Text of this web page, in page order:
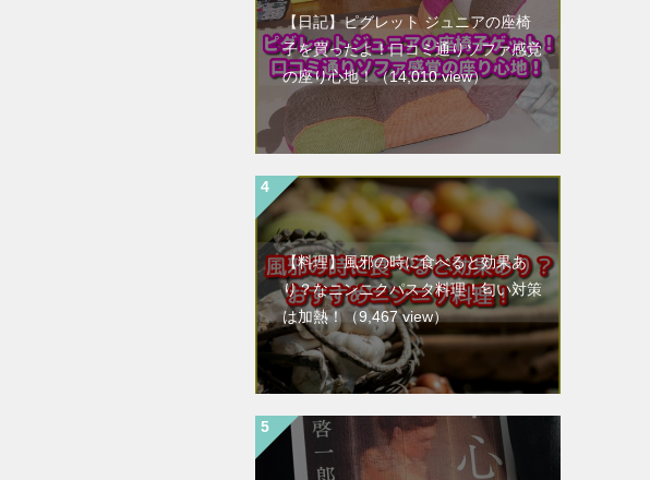
【日記】ピグレット ジュニアの座椅
子を買ったよ！口コミ通りソファ感覚
の座り心地！（14,010 view）
【料理】風邪の時に食べると効果あ
り？なニンニクパスタ料理！匂い対策
は加熱！ （9,467 view）